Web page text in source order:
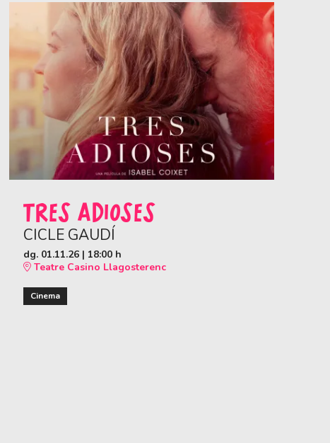
TRES ADIOSES
CICLE GAUDÍ
dg. 01.11.26| 18:00 h
Teatre Casino Llagosterenc
Cinema